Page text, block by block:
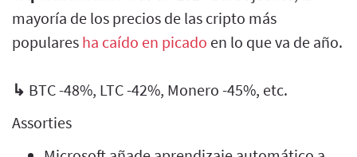
mayoría de los precios de las cripto más
populares ha caído en picado en lo que va de año.
↳ BTC -48%, LTC -42%, Monero -45%, etc.
Assorties